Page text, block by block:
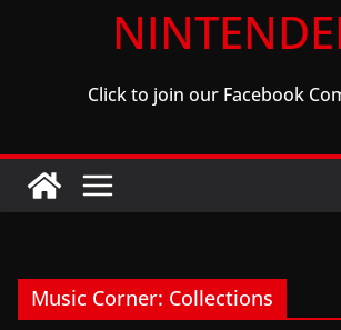
Click to join our Facebook
Music Corner: Collections